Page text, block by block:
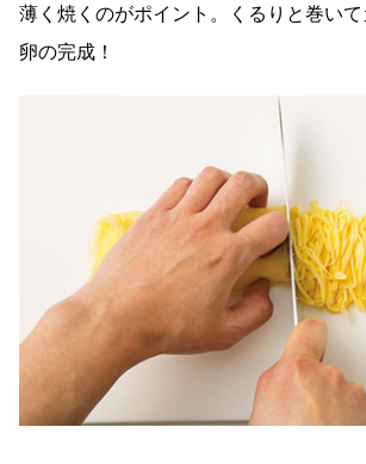
薄く焼くのがポイント。くるりと巻い
卵の完成！